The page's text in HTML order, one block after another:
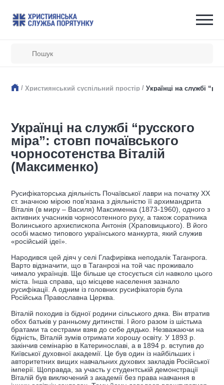
/ Християнський суспільний простір / Українці на службі
Українці на службі “русского
міра”: стовп почаївського
чорносотенства Віталій
(Максименко)
Русифікаторська діяльність Почаївської лаври на початку ХХ
ст. значною мірою пов’язана з діяльністю її архимандрита
Віталія (в миру – Василя) Максименка (1873-1960), одного з
активних учасників чорносотенного руху, а також соратника
Волинського архиєпископа Антонія (Храповицького). В його
особі маємо типового українського манкурта, який служив
«російській ідеї».
Народився цей діяч у селі Глафирівка неподалік Таганрога.
Варто відзначити, що в Таганрозі на той час проживало
чимало українців. Ще більше це стосується сіл навколо цього
міста. Інша справа, що місцеве населення зазнало
русифікації. А одним із головних русифікаторів була
Російська Православна Церква.
Віталій походив із бідної родини сільського дяка. Він втратив
обох батьків у ранньому дитинстві. І його разом із шістьма
братами та сестрами взяв до себе дядько. Незважаючи на
бідність, Віталій зумів отримати хорошу освіту. У 1893 р.
закінчив семінарію в Катеринославі, а в 1894 р. вступив до
Київської духовної академії. Це був один із найбільших і
авторитетних вищих навчальних духових закладів Російської
імперії. Щоправда, за участь у студентській демонстрації
Віталій був виключений з академії без права навчання в